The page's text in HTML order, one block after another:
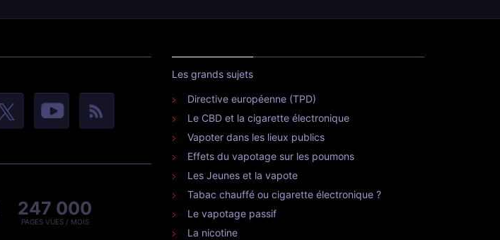
247 000
PAGES VUES / MOIS
Les grands sujets
Directive européenne (TPD)
Le CBD et la cigarette électronique
Vapoter dans les lieux publics
Effets du vapotage sur les poumons
Les Jeunes et la vapote
Tabac chauffé ou cigarette électronique ?
Le vapotage passif
La nicotine